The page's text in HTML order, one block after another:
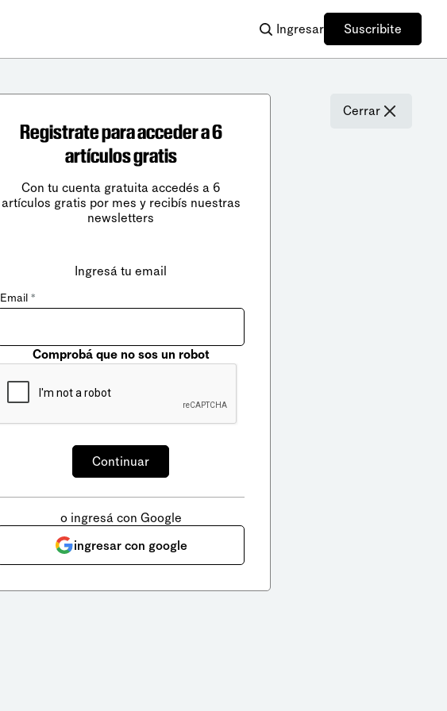
Ingresar Suscribite
Cerrar
Registrate para acceder a 6
artículos gratis
Con tu cuenta gratuita accedés a 6
artículos gratis por mes y recibís nuestras
newsletters
Ingresá tu email
Email *
Comprobá que no sos un robot
o ingresá con Google
ingresar con google